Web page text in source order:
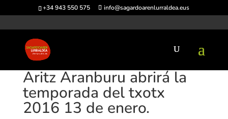
+34 943 550 575 info@sagardoarenlurraldea.eus
Aritz Aranburu abrirá la
temporada del txotx
2016 13 de enero.